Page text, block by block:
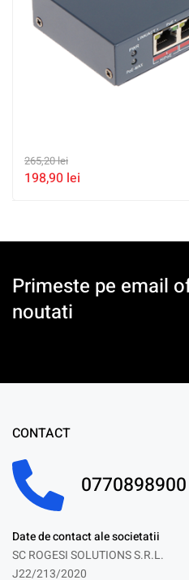
265,20lei
198,90 lei
Primeste pe email
noutati
CONTACT
0770898900
Date de contact ale societatii
SC ROGESI SOLUTIONS S.R.L.
J22/213/2020